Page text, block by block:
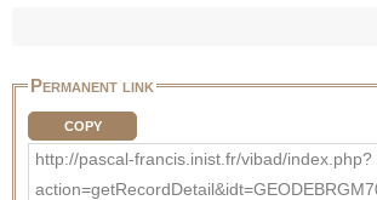
Permanent link
COPY
http://pascal-francis.inist.fr/vibad/index.php?